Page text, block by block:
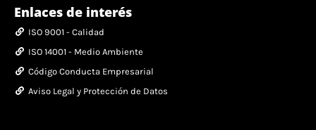
Enlaces de interés
ISO 9001 - Calidad
ISO 14001 - Medio Ambiente
Código Conducta Empresarial
Aviso Legal y Protección de Datos